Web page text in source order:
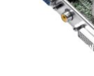
COMMENT